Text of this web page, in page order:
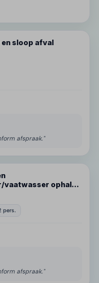
en sloop afval
afspraak."
ophalen
pers.
afspraak."